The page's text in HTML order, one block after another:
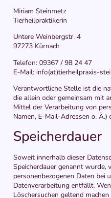
Miriam Steinmetz
Tierheilpraktikerin
Untere Weinbergstr. 4
97273 Kürnach
Telefon: 09367 / 98 24 47
E-Mail: info(at)tierheilpraxis-
Verantwortliche Stelle ist die
die allein oder gemeinsam mit
Mittel der Verarbeitung von
Namen, E-Mail-Adressen o. Ä.)
Speicherdauer
Soweit innerhalb dieser
Speicherdauer genannt wurde,
personenbezogenen Daten bei
Datenverarbeitung entfällt.
Löschersuchen geltend